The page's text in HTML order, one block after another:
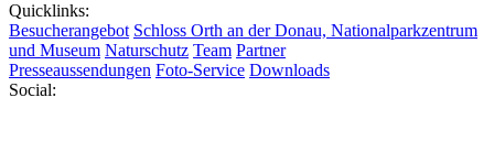
Quicklinks:
Besucherangebot Schloss Orth an der Donau, Nationalparkzentrum
und Museum Naturschutz Team Partner
Presseaussendungen Foto-Service Downloads
Social: